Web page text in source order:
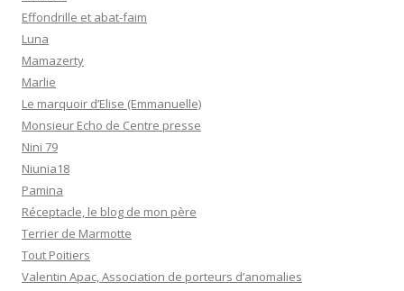
Effondrille et abat-faim
Luna
Mamazerty
Marlie
Le marquoir d’Elise (Emmanuelle)
Monsieur Echo de Centre presse
Nini 79
Niunia18
Pamina
Réceptacle, le blog de mon père
Terrier de Marmotte
Tout Poitiers
Valentin Apac, Association de porteurs d’anomalies